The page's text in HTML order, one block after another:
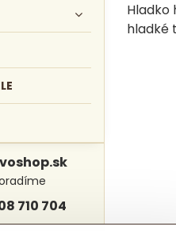
Hladko
hladké
710 704